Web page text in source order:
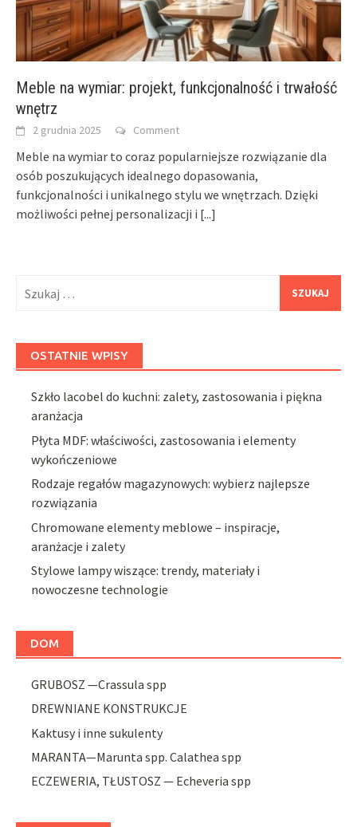
Meble na wymiar: projekt, funkcjonalność i trwałość
wnętrz
2 grudnia 2025 Comment
Meble na wymiar to coraz popularniejsze rozwiązanie dla
osób poszukujących idealnego dopasowania,
funkcjonalności i unikalnego stylu we wnętrzach. Dzięki
możliwości pełnej personalizacji i [...]
OSTATNIE WPISY
Szkło lacobel do kuchni: zalety, zastosowania i piękna
aranżacja
Płyta MDF: właściwości, zastosowania i elementy
wykończeniowe
Rodzaje regałów magazynowych: wybierz najlepsze
rozwiązania
Chromowane elementy meblowe – inspiracje,
aranżacje i zalety
Stylowe lampy wiszące: trendy, materiały i
nowoczesne technologie
DOM
GRUBOSZ —Crassula spp
DREWNIANE KONSTRUKCJE
Kaktusy i inne sukulenty
MARANTA—Marunta spp. Calathea spp
ECZEWERIA, TŁUSTOSZ — Echeveria spp